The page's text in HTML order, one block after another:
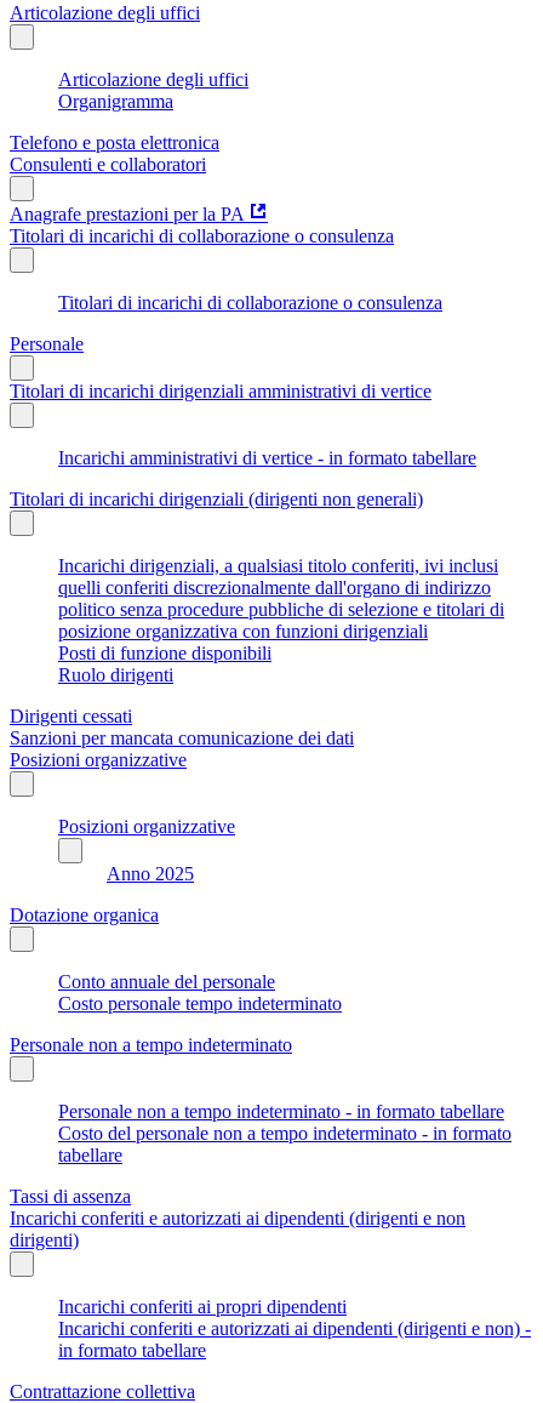
Articolazione degli uffici
Articolazione degli uffici
Organigramma
Telefono e posta elettronica
Consulenti e collaboratori
Anagrafe prestazioni per la PA
Titolari di incarichi di collaborazione o consulenza
Titolari di incarichi di collaborazione o consulenza
Personale
Titolari di incarichi dirigenziali amministrativi di vertice
Incarichi amministrativi di vertice - in formato tabellare
Titolari di incarichi dirigenziali (dirigenti non generali)
Incarichi dirigenziali, a qualsiasi titolo conferiti, ivi inclusi
quelli conferiti discrezionalmente dall'organo di indirizzo
politico senza procedure pubbliche di selezione e titolari di
posizione organizzativa con funzioni dirigenziali
Posti di funzione disponibili
Ruolo dirigenti
Dirigenti cessati
Sanzioni per mancata comunicazione dei dati
Posizioni organizzative
Posizioni organizzative
Anno 2025
Dotazione organica
Conto annuale del personale
Costo personale tempo indeterminato
Personale non a tempo indeterminato
Personale non a tempo indeterminato - in formato tabellare
Costo del personale non a tempo indeterminato - in formato
tabellare
Tassi di assenza
Incarichi conferiti e autorizzati ai dipendenti (dirigenti e non
dirigenti)
Incarichi conferiti ai propri dipendenti
Incarichi conferiti e autorizzati ai dipendenti (dirigenti e non) -
in formato tabellare
Contrattazione collettiva